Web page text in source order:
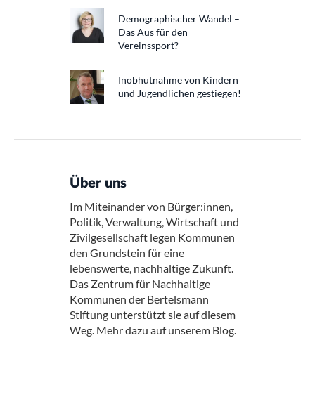
Demographischer Wandel –
Das Aus für den
Vereinssport?
Inobhutnahme von Kindern
und Jugendlichen gestiegen!
Über uns
Im Miteinander von Bürger:innen,
Politik, Verwaltung, Wirtschaft und
Zivilgesellschaft legen Kommunen
den Grundstein für eine
lebenswerte, nachhaltige Zukunft.
Das Zentrum für Nachhaltige
Kommunen der Bertelsmann
Stiftung unterstützt sie auf diesem
Weg. Mehr dazu auf unserem Blog.